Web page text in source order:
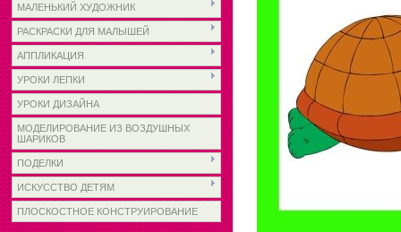
МАЛЕНЬКИЙ ХУДОЖНИК
РАСКРАСКИ ДЛЯ МАЛЫШЕЙ
АППЛИКАЦИЯ
УРОКИ ЛЕПКИ
УРОКИ ДИЗАЙНА
МОДЕЛИРОВАНИЕ ИЗ ВОЗДУШНЫХ
ШАРИКОВ
ПОДЕЛКИ
ИСКУССТВО ДЕТЯМ
ПЛОСКОСТНОЕ КОНСТРУИРОВАНИЕ